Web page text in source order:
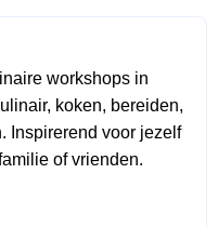
workshops in
koken, bereiden,
Inspirerend voor jezelf
of vrienden.